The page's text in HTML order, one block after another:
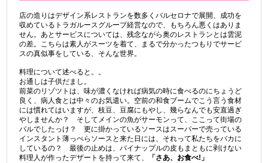
店の造りはデザイン系レストランを数多くバルセロナで展開、成功を
収めているトラガルースグループ経営なので、もちろん悪くはありま
せん。あとサービスについては、残念ながら奥のレストランとは雲泥
の差。こちらは素人がスーツを着て、まるで分かったつもりでサービ
スの真似事をしている、そんな世界。
料理について述べると。。
お通しは子供だまし。
前菜のリゾツトは、味が濃くなければ病気の時に食べるのにちょうど
良く、病人食とは中々のお気遣い。空前の和食ブームでこう言う食材
には慣れてはいますが、枝豆、豆腐にもやし、幾らなんでも安直過ぎ
やしませんか？ そしてメインの魚がサーモンって、ここって街場の
バルでしたっけ？ 更に掛かっているソースはスーパーで売っている
インスタント薄っぺらソースと来た日には、それって私たちをバカに
しているの？ 最後の止めは、パイナップルの皮もまともに剥けない
料理人が作ったデザートを持って来て、
「さあ、お食べ!」